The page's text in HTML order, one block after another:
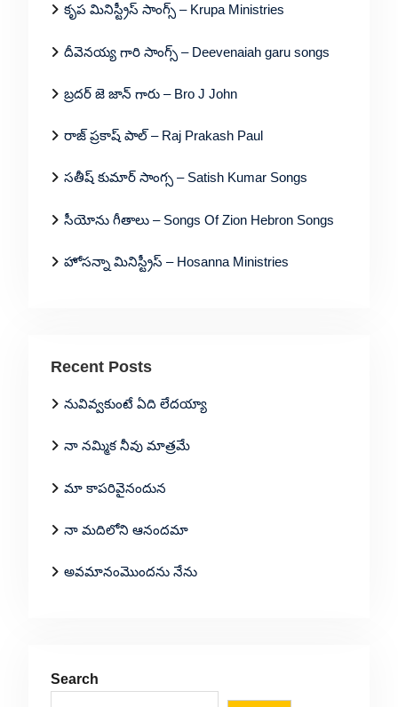
కృప మినిస్ట్రీస్ సాంగ్స్ – Krupa Ministries
దీవెనయ్య గారి సాంగ్స్ – Deevenaiah garu songs
బ్రదర్ జె జాన్ గారు – Bro J John
రాజ్ ప్రకాష్ పాల్ – Raj Prakash Paul
సతీష్ కుమార్ సాంగ్స – Satish Kumar Songs
సీయోను గీతాలు – Songs Of Zion Hebron Songs
హోసన్నా మినిస్ట్రీస్ – Hosanna Ministries
Recent Posts
నువివ్వకుంటే ఏది లేదయ్యా
నా నమ్మిక నీవు మాత్రమే
మా కాపరివైనందున
నా మదిలోని ఆనందమా
అవమానంమొందను నేను
Search